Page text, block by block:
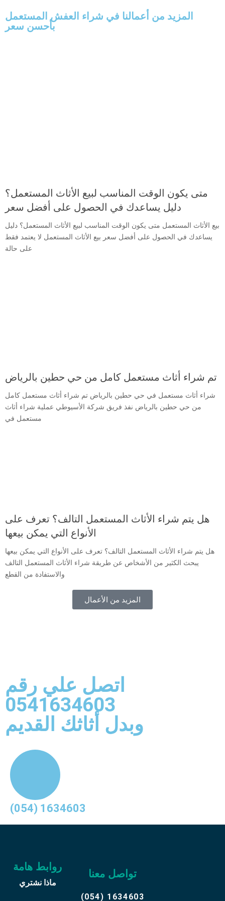
المزيد من أعمالنا في شراء العفش المستعمل
بأحسن سعر
متى يكون الوقت المناسب لبيع الأثاث المستعمل؟
دليل يساعدك في الحصول على أفضل سعر
بيع الأثاث المستعمل متى يكون الوقت المناسب لبيع الأثاث المستعمل؟ دليل
يساعدك في الحصول على أفضل سعر بيع الأثاث المستعمل لا يعتمد فقط
على حالة
تم شراء أثاث مستعمل كامل من حي حطين بالرياض
شراء أثاث مستعمل في حي حطين بالرياض تم شراء أثاث مستعمل كامل
من حي حطين بالرياض نفذ فريق شركة الأسيوطي عملية شراء أثاث
مستعمل في
هل يتم شراء الأثاث المستعمل التالف؟ تعرف على
الأنواع التي يمكن بيعها
هل يتم شراء الأثاث المستعمل التالف؟ تعرف على الأنواع التي يمكن بيعها
يبحث الكثير من الأشخاص عن طريقة شراء الأثاث المستعمل التالف
والاستفادة من القطع
المزيد من الأعمال
اتصل علي رقم
0541634603
وبدل أثاثك القديم
(054) 1634603
روابط هامة
ماذا نشتري
تواصل معنا
(054) 1634603